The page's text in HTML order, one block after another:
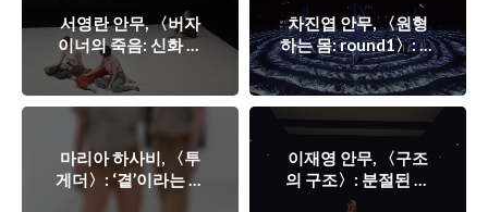
서영란 안무, 〈버자
이너의 죽음: 신화 짓
기〉: ‘이 시대의 신화
가 발화하는 법’
차진엽 안무, 〈원형
하는 몸: round1〉: 현
시하거나 발생하는 몸
의 기원들
마리아 하사비, 〈투
게더〉: ‘곁’이라는 지
지체
이재영 안무, 〈구조
의 구조〉: 분절된 움
직임에 관한 탐구